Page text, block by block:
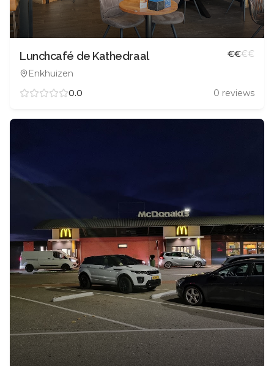
Lunchcafé de Kathedraal
Enkhuizen
€€€€
0.0 0 reviews